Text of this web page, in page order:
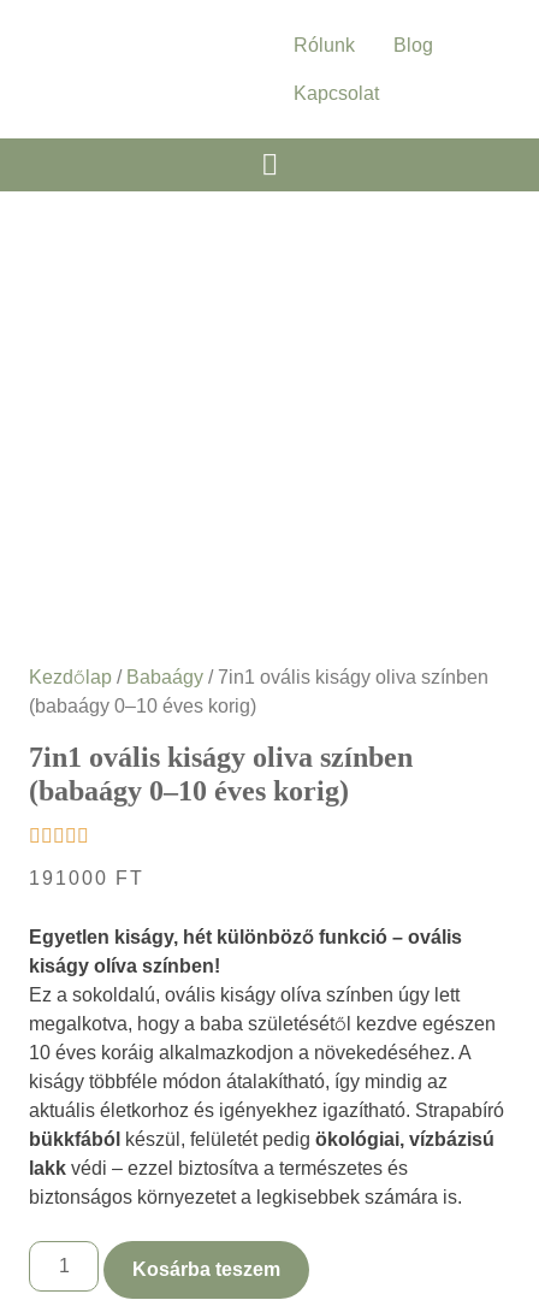
Rólunk Blog
Kapcsolat
Kezdőlap / Babaágy / 7in1 ovális kiságy oliva színben
(babaágy 0–10 éves korig)
7in1 ovális kiságy oliva színben
(babaágy 0–10 éves korig)
191000 FT
Egyetlen kiságy, hét különböző funkció – ovális
kiságy olíva színben!
Ez a sokoldalú, ovális kiságy olíva színben úgy lett
megalkotva, hogy a baba születésétől kezdve egészen
10 éves koráig alkalmazkodjon a növekedéséhez. A
kiságy többféle módon átalakítható, így mindig az
aktuális életkorhoz és igényekhez igazítható. Strapabíró
bükkfából készül, felületét pedig ökológiai, vízbázisú
lakk védi – ezzel biztosítva a természetes és
biztonságos környezetet a legkisebbek számára is.
Kosárba teszem